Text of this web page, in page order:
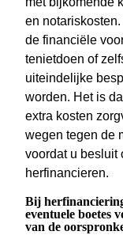
en
de financiële
tenietdoen of
uiteindelijke
worden. Het is
extra kosten
wegen tegen de
voordat u besluit
herfinancieren.
Bij
eventuele boetes
van de